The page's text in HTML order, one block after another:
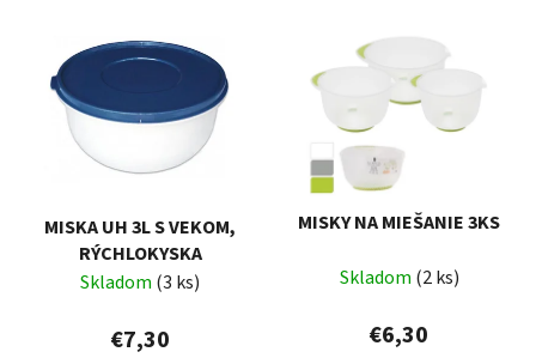
MISKA UH 3L S VEKOM,
RÝCHLOKYSKA
Skladom (3 ks)
€7,30
MISKY NA MIEŠANIE 3KS
Skladom (2 ks)
€6,30